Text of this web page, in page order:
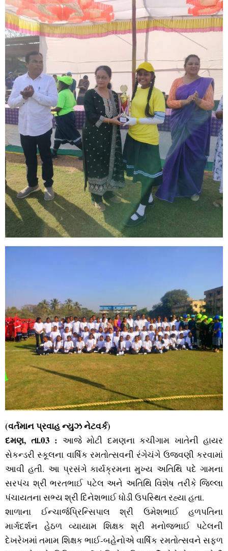
(વર્તમાન પ્રવાહ ન્‍યુઝ નેટવર્ક)
દમણ, તા.03 : આજે મોટી દમણના કચીગામ ખાતેની હાયર
સેકન્‍ડરી સ્‍કૂલના વાર્ષિક રમતોત્‍સવની રંગેચંગે ઉજવણી કરવામાં
આવી હતી. આ પ્રસંગે કાર્યક્રમના મુખ્‍ય અતિથિ પદે ગામના
સરપંચ શ્રી ભરતભાઈ પટેલ અને અતિથિ વિશેષ તરીકે જિલ્લા
પંચાયતના સભ્‍ય શ્રી દિનેશભાઈ ધોડી ઉપસ્‍થિત રહ્યા હતા.
શાળાના ઈન્‍ચાર્જપ્રિન્‍સિપાલ શ્રી ઉમેશભાઈ હળપતિના
માર્ગદર્શન હેઠળ વ્‍યાયામ શિક્ષક શ્રી મનોજભાઈ પટેલની
દેખરેખમાં તમામ શિક્ષક ભાઈ-બહેનોએ વાર્ષિક રમતોત્‍સવને સફળ